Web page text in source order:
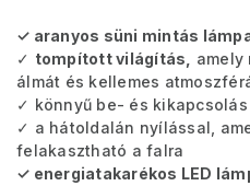
✓ aranyos süni mintás
✓ tompított világítás,
amely
álmát és kellemes
✓ könnyű be- és
✓ a hátoldalán nyílással,
felakasztható a falra
✓ energiatakarékos LED